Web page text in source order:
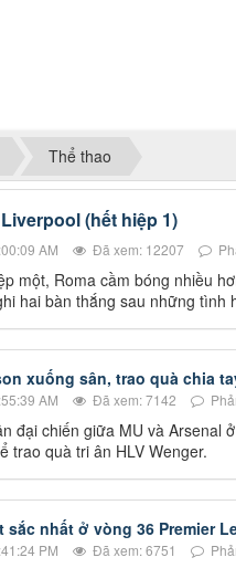
Thể thao
(hết hiệp 1)
AM Đã xem: 12207
một, Roma cầm bóng nhiều
hai bàn thắng sau những tình
xuống sân, trao quà chia
AM Đã xem: 7142
đại chiến giữa MU và Arsenal
trao quà tri ân HLV Wenger.
sắc nhất ở vòng 36 Premier
PM Đã xem: 6751